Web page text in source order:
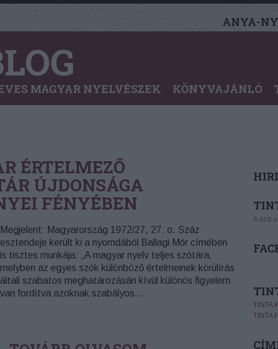
ANYA-
MAGYAR NYELVÉSZEK KÖNYVAJÁNLÓ
ÉRTELMEZŐ
ÚJDONSÁGA
FÉNYÉBEN
Megjelent: Magyarország 1972/27, 27. o. Száz
esztendeje került ki a nyomdából Ballagi Mór címében
is tisztes munkája: „A magyar nyelv teljes szótára,
melyben az egyes szók különböző értelmeinek körülírás
általi szabatos meghatározásán kívül különös figyelem
van fordítva azoknak szabályos…
A szó
TINTA
TINTA